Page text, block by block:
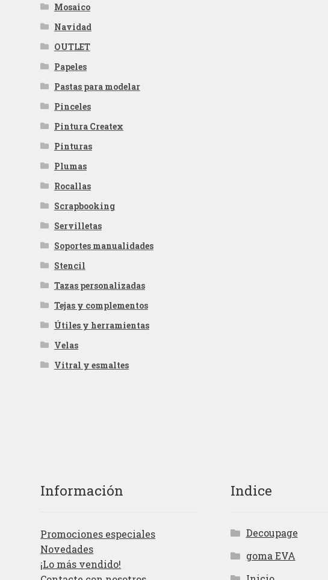
Mosaico
Navidad
OUTLET
Papeles
Pastas para modelar
Pinceles
Pintura Createx
Pinturas
Plumas
Rocallas
Scrapbooking
Servilletas
Soportes manualidades
Stencil
Tazas personalizadas
Tejas y complementos
Útiles y herramientas
Velas
Vitral y esmaltes
Información
Promociones especiales
Novedades
¡Lo más vendido!
Indice
Decoupage
goma EVA